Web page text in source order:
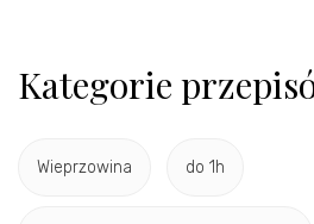
Kategorie
Wieprzowina do 1h